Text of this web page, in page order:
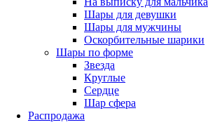
Шары для девушки
Шары для мужчины
Оскорбительные шарики
Шары по форме
Звезда
Круглые
Сердце
Шар сфера
Распродажа